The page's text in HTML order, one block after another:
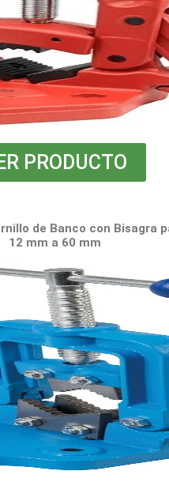
PRODUCTO
de Banco con Bisagra
12 mm a 60 mm